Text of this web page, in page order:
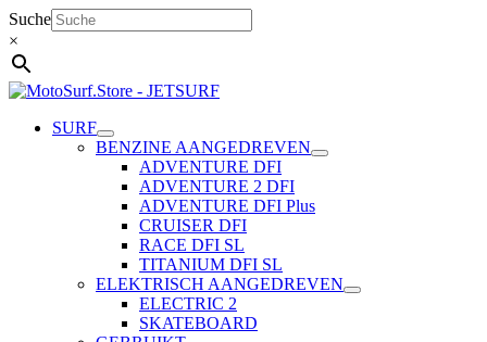
Ga
naar
de
inhoud
Suche
×
SURF
BENZINE AANGEDREVEN
ADVENTURE DFI
ADVENTURE 2 DFI
ADVENTURE DFI Plus
CRUISER DFI
RACE DFI SL
TITANIUM DFI SL
ELEKTRISCH AANGEDREVEN
ELECTRIC 2
SKATEBOARD